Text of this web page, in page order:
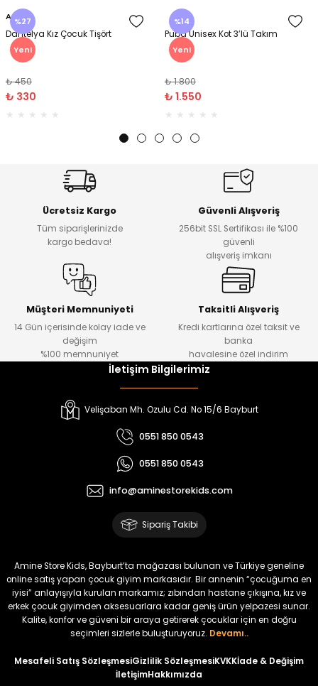
%27
Yeni
Amine
Dantelya Kız Çocuk Tişört
₺ 450
₺ 330
%14
Yeni
Puba Unisex Kot 3’lü Takım
₺ 1.800
₺ 1.550
Ücretsiz Kargo
Tüm siparişlerinizde
kargo bedava!
Güvenli Alışveriş
256bit SSL Sertifikası ile %100
güvenli
alışveriş imkanı
Müşteri Memnuniyeti
14 Gün içerisinde kolay iade ve
değişim
%100 memnuniyet
Taksitli Alışveriş
Kredi kartlarına özel taksit ve
banka
havalesine özel indirim
İletişim Bilgilerimiz
Velişaban Mh. Ozulu Cd. No 15/6 Bayburt
0551 850 0543
0551 850 0543
info@aminestorekids.com
Sipariş Takibi
Amine Store Kids, Bayburt’ta mağazası bulunan ve Türkiye geneline
online satış yapan çocuk giyim markasıdır. Bir annenin “çocuğuma en
iyisi” anlayışıyla kurulan markamız; zıbından hastane çıkışına, kız ve
erkek çocuk giyimden aksesuarlara kadar geniş ürün yelpazesi sunar.
Kalite, konfor ve güveni bir araya getirerek çocuklar için en doğru
seçimleri sizlerle buluşturuyoruz. Devamı..
Mesafeli Satış SözleşmesiGizlilik SözleşmesiKVKKİade & Değişim
İletişimHakkımızda